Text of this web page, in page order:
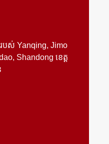
របស់ Yanqing, Jimo
Shandong ខេត្ត